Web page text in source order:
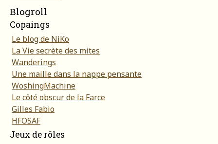
Blogroll
Copaings
Le blog de NiKo
La Vie secrète des mites
Wanderings
Une maille dans la nappe pensante
WoshingMachine
Le côté obscur de la Farce
Gilles Fabio
HFOSAF
Jeux de rôles